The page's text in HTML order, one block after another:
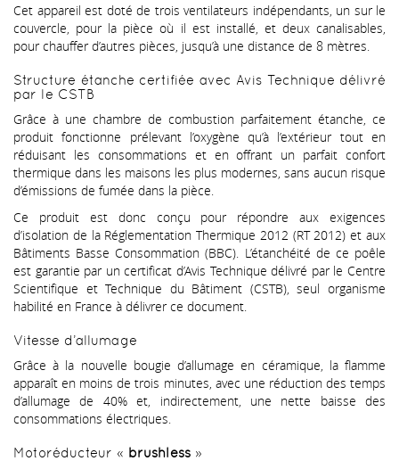
Cet appareil est doté de trois ventilateurs indépendants, un sur le
couvercle, pour la pièce où il est installé, et deux canalisables,
pour chauffer d’autres pièces, jusqu’à une distance de 8 mètres.
Structure étanche certifiée avec Avis Technique délivré
par le CSTB
Grâce à une chambre de combustion parfaitement étanche, ce
produit fonctionne prélevant l’oxygène qu’à l’extérieur tout en
réduisant les consommations et en offrant un parfait confort
thermique dans les maisons les plus modernes, sans aucun risque
d’émissions de fumée dans la pièce.
Ce produit est donc conçu pour répondre aux exigences
d’isolation de la Réglementation Thermique 2012 (RT 2012) et aux
Bâtiments Basse Consommation (BBC). L’étanchéité de ce poêle
est garantie par un certificat d’Avis Technique délivré par le Centre
Scientifique et Technique du Bâtiment (CSTB), seul organisme
habilité en France à délivrer ce document.
Vitesse d’allumage
Grâce à la nouvelle bougie d’allumage en céramique, la flamme
apparaît en moins de trois minutes, avec une réduction des temps
d’allumage de 40% et, indirectement, une nette baisse des
consommations électriques.
Motoréducteur « brushless »